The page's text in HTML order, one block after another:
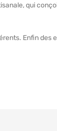
qui
Enfin des